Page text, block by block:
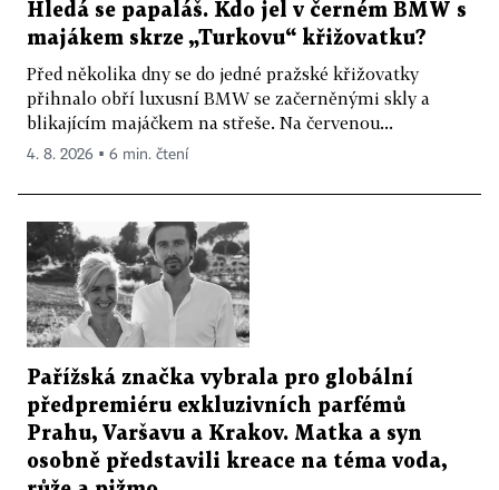
Hledá se papaláš. Kdo jel v černém BMW s
majákem skrze „Turkovu“ křižovatku?
Před několika dny se do jedné pražské křižovatky
přihnalo obří luxusní BMW se začerněnými skly a
blikajícím majáčkem na střeše. Na červenou...
4. 8. 2026 ▪ 6 min. čtení
Pařížská značka vybrala pro globální
předpremiéru exkluzivních parfémů
Prahu, Varšavu a Krakov. Matka a syn
osobně představili kreace na téma voda,